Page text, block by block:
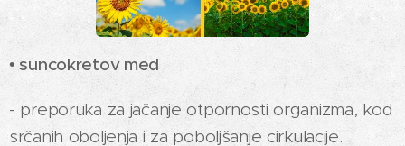
• suncokretov med
- preporuka za jačanje otpornosti organizma, kod
srčanih oboljenja i za poboljšanje cirkulacije.